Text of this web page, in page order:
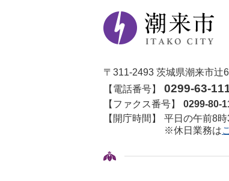
〒311-2493 茨城県潮来市辻
【電話番号】
0299-63-
【ファクス番号】
0299-80-
【開庁時間】
平日の午前8
※休日業務は